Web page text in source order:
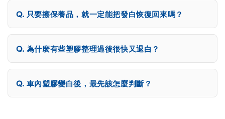
只要擦保養品，就一定能把發白恢復回來嗎？
為什麼有些塑膠整理過後很快又退白？
車內塑膠變白後，最先該怎麼判斷？